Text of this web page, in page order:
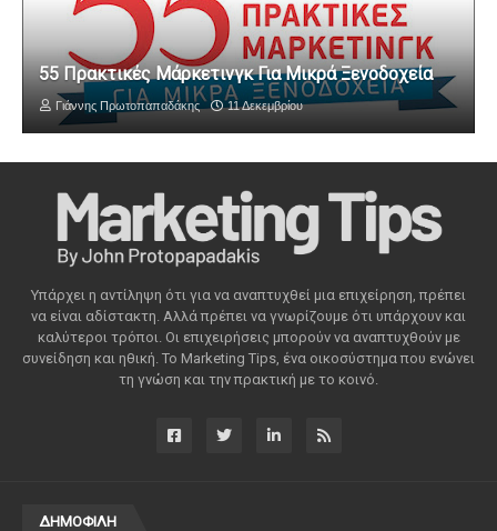
55 Πρακτικές Μάρκετινγκ Για Μικρά Ξενοδοχεία
Γιάννης Πρωτοπαπαδάκης 11 Δεκεμβρίου
Υπάρχει η αντίληψη ότι για να αναπτυχθεί μια επιχείρηση, πρέπει
να είναι αδίστακτη. Αλλά πρέπει να γνωρίζουμε ότι υπάρχουν και
καλύτεροι τρόποι. Οι επιχειρήσεις μπορούν να αναπτυχθούν με
συνείδηση ​​και ηθική. Το Marketing Tips, ένα οικοσύστημα που ενώνει
τη γνώση και την πρακτική με το κοινό.
ΔΗΜΟΦΙΛΗ